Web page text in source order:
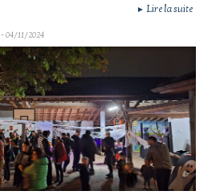
► Lire la suite
- 04/11/2024